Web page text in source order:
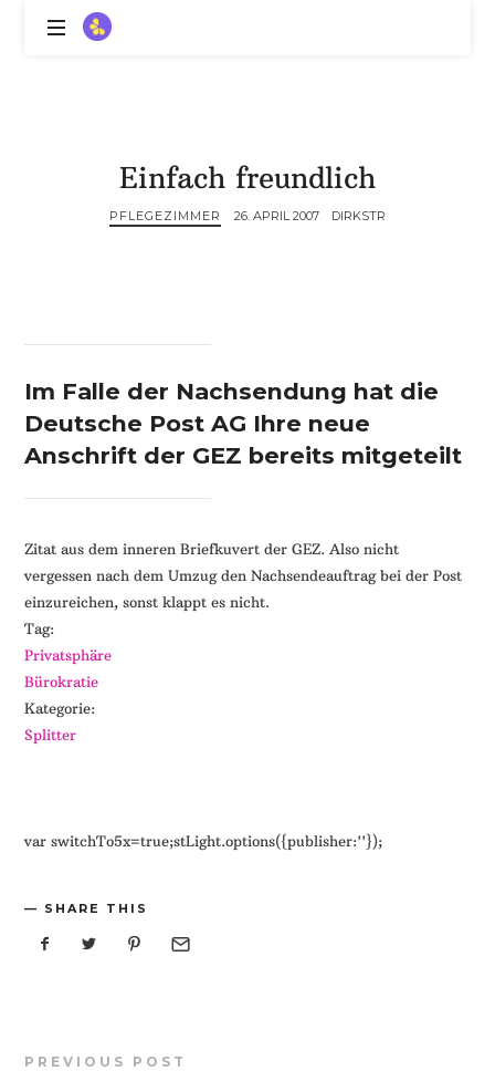
ZitronenBitter
Depression,
Mut
Lächeln
Einfach freundlich
PFLEGEZIMMER 26. APRIL 2007 DIRKSTR
Im Falle der Nachsendung hat die
Deutsche Post AG Ihre neue
Anschrift der GEZ bereits mitgeteilt
Zitat aus dem inneren Briefkuvert der GEZ. Also nicht
vergessen nach dem Umzug den Nachsendeauftrag bei der Post
einzureichen, sonst klappt es nicht.
Tag:
Privatsphäre
Bürokratie
Kategorie:
Splitter
var switchTo5x=true;stLight.options({publisher:''});
SHARE THIS
PREVIOUS POST